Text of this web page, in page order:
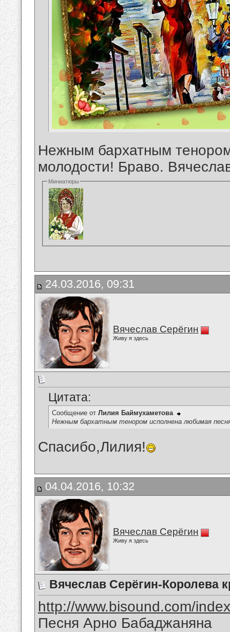
Нежным бархатным
молодости! Браво.
Миниатюры
24.03.2016, 09:31
Вячеслав Серёгин
Живу я здесь
Цитата:
Сообщение от Лилия Баймухаметова
Нежным бархатным тенором исполнена любимая
Спасибо,Лилия!
04.04.2016, 10:32
Вячеслав Серёгин
Живу я здесь
Вячеслав Серёгин-Королева
http://www.bisound.com/
Песня Арно Бабаджаняна